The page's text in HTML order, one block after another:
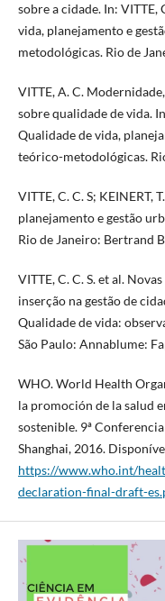
sobre a cidade. In: VITTE,
vida, planejamento e
metodológicas. Rio de
VITTE, A. C.
sobre qualidade de vida.
Qualidade de vida,
teórico-metodológicas.
VITTE, C. C. S; KEINERT,
planejamento e gestão
Rio de Janeiro: Bertrand
VITTE, C. C. S. et al.
inserção na gestão de
Qualidade de vida:
São Paulo: Annablume:
WHO. World Health
la promoción de la salud
sostenible. 9ª
Shanghai, 2016.
https://www.who.int/
declaration-final-draft-